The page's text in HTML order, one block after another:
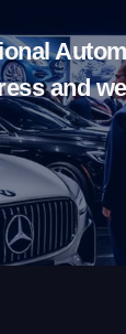
and